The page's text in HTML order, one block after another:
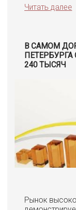
Читать далее
В САМОМ
240 ТЫСЯЧ
Рынок